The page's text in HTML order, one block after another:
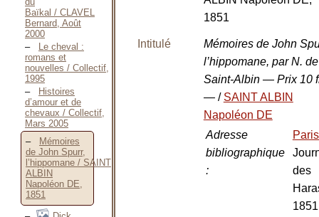
Baïkal / CLAVEL
Bernard, Août
2000
Le cheval :
romans et
nouvelles / Collectif,
1995
Histoires
d’amour et de
chevaux / Collectif,
Mars 2005
Mémoires
de John Spurr,
l’hippomane / SAINT
ALBIN
Napoléon DE,
1851
1851
Intitulé
Mémoires de John
l’hippomane, par N. de
Saint-Albin — Prix 10
— / SAINT ALBIN
Napoléon DE
Adresse
bibliographique
:
des
1851